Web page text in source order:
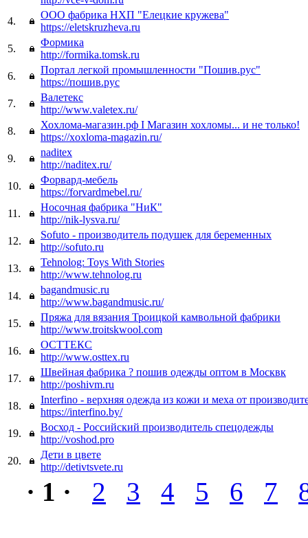
4.
ООО фабрика НХП "Елецкие кружева"
https://eletskruzheva.ru
5.
Формика
http://formika.tomsk.ru
6.
Портал легкой промышленности "Пошив.рус"
https://пошив.рус
7.
Валетекс
http://www.valetex.ru/
8.
Хохлома-магазин.рф I Магазин хохломы... и не только!
https://xoxloma-magazin.ru/
9.
naditex
http://naditex.ru/
10.
Форвард-мебель
https://forvardmebel.ru/
11.
Носочная фабрика "НиК"
http://nik-lysva.ru/
12.
Sofuto - производитель подушек для беременных
http://sofuto.ru
13.
Tehnolog: Toys With Stories
http://www.tehnolog.ru
14.
bagandmusic.ru
http://www.bagandmusic.ru/
15.
Пряжа для вязания Троицкой камвольной фабрики
http://www.troitskwool.com
16.
ОСТТЕКС
http://www.osttex.ru
17.
Швейная фабрика ? пошив одежды оптом в Москвк
http://poshivm.ru
18.
Interfino - верхняя одежда из кожи и меха от
https://interfino.by/
19.
Восход - Российский производитель спецодежды
http://voshod.pro
20.
Дети в цвете
http://detivtsvete.ru
· 1 · 2 3 4 5 6 7